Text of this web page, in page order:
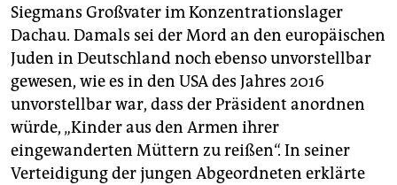
Siegmans Großvater im Konzentrationslager
Dachau. Damals sei der Mord an den europäischen
Juden in Deutschland noch ebenso unvorstellbar
gewesen, wie es in den USA des Jahres 2016
unvorstellbar war, dass der Präsident anordnen
würde, „Kinder aus den Armen ihrer
eingewanderten Müttern zu reißen“. In seiner
Verteidigung der jungen Abgeordneten erklärte